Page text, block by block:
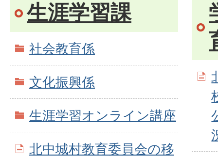
生涯学習課
社会教育係
文化振興係
生涯学習オンライン講座
北中城村教育委員会の移